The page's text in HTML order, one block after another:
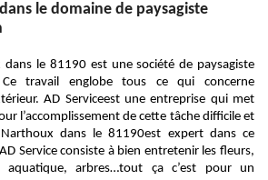
le domaine de paysagiste
dans le 81190 est une société de paysagiste
travail englobe tous ce qui concerne
AD Serviceest une entreprise qui met
l’accomplissement de cette tâche difficile et
dans le 81190est expert dans ce
Service consiste à bien entretenir les fleurs,
aquatique, arbres…tout ça c’est pour un